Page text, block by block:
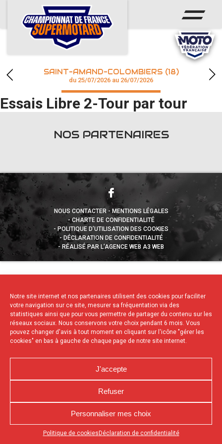
Notre site internet et nos partenaires utilisent des cookies pour faciliter
votre navigation sur ce site, mesurer sa fréquentation via des
statistiques ainsi que pour vous permettre de partager du contenu sur les
réseaux sociaux. Nous conservons votre choix pendant 6 mois. Vous
pouvez changer d'avis à tout moment en cliquant sur l'icône "gérer les
cookies" en bas à gauche de chaque page de notre site internet.
J'accepte
Refuser
Personnaliser mes choix
Politique de cookies Déclaration de confidentialité
Appuyez sur le bouton partager en bas de votre
ACCUEIL
ACTUS
CALENDRIER
CHAMPIONNAT
RÉSULTATS
SAINT-AMAND-COLOMBIERS (18)
du 25/07/2026 au 26/07/2026
Essais Libre 2-Tour par tour
NOS PARTENAIRES
NOUS CONTACTER
MENTIONS LÉGALES
CHARTE DE CONFIDENTIALITÉ
POLITIQUE D’UTILISATION DES COOKIES
DÉCLARATION DE CONFIDENTIALITÉ
RÉALISÉ PAR L’AGENCE WEB A3 WEB